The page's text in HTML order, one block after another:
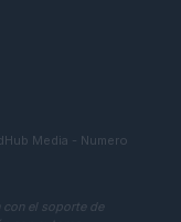
Media - Numero
el soporte de